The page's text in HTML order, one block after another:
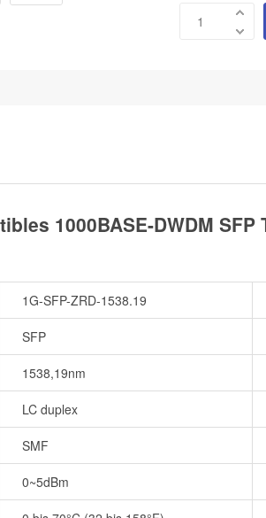
1000BASE-DWDM
1G-SFP-ZRD-1538.19
SFP
1538,19nm
LC duplex
SMF
0~5dBm